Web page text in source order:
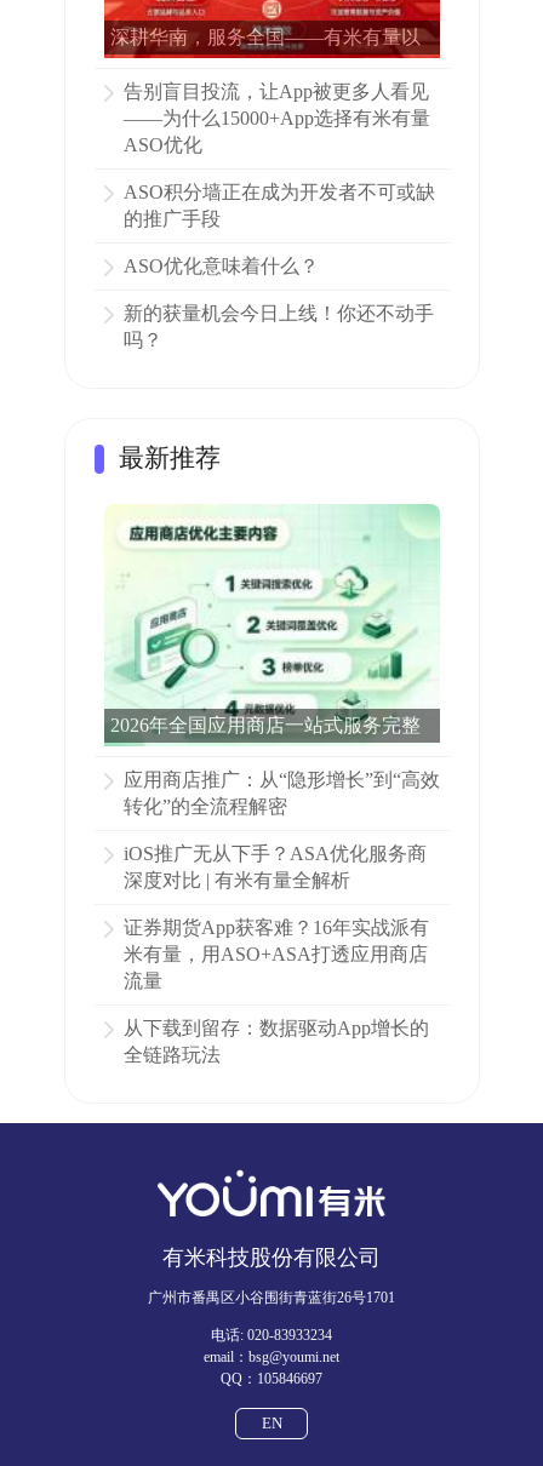
深耕华南，服务全国——有米有量以
告别盲目投流，让App被更多人看见
——为什么15000+App选择有米有量
ASO优化
ASO积分墙正在成为开发者不可或缺
的推广手段
ASO优化意味着什么？
新的获量机会今日上线！你还不动手
吗？
最新推荐
2026年全国应用商店一站式服务完整
应用商店推广：从“隐形增长”到“高效
转化”的全流程解密
iOS推广无从下手？ASA优化服务商
深度对比 | 有米有量全解析
证券期货App获客难？16年实战派有
米有量，用ASO+ASA打透应用商店
流量
从下载到留存：数据驱动App增长的
全链路玩法
有米科技股份有限公司
广州市番禺区小谷围街青蓝街26号1701
电话: 020-83933234
email：bsg@youmi.net
QQ：105846697
EN